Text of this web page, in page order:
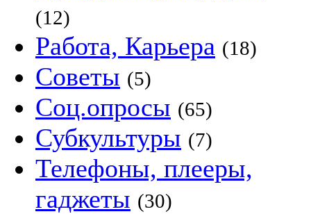
(12)
Работа, Карьера (18)
Советы (5)
Соц.опросы (65)
Субкультуры (7)
Телефоны, плееры,
гаджеты (30)